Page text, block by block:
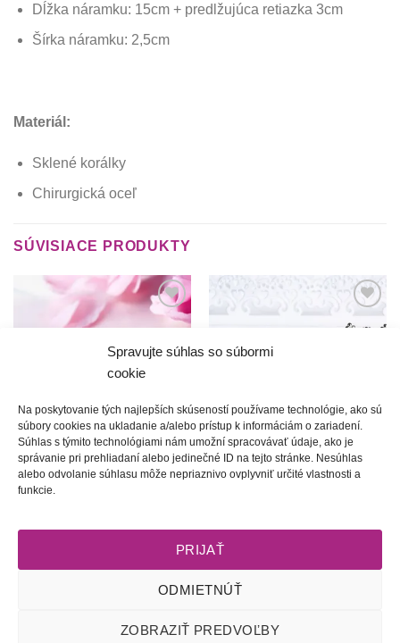
Spravujte súhlas so súbormi
cookie
Na poskytovanie tých najlepších skúseností používame technológie, ako sú
súbory cookies na ukladanie a/alebo prístup k informáciám o zariadení.
Súhlas s týmito technológiami nám umožní spracovávať údaje, ako je
správanie pri prehliadaní alebo jedinečné ID na tejto stránke. Nesúhlas
alebo odvolanie súhlasu môže nepriaznivo ovplyvniť určité vlastnosti a
funkcie.
PRIJAŤ
ODMIETNÚŤ
ZOBRAZIŤ PREDVOĽBY
Dĺžka náramku: 15cm + predlžujúca retiazka 3cm
Šírka náramku: 2,5cm
Materiál:
Sklené korálky
Chirurgická oceľ
SÚVISIACE PRODUKTY
si prosím
Ľúbi sa mi, ľúbi | Tradičný
obručový náramok v
Túto
Barance | biely šitý náramok
Reklamačný poriadok l Starostlivosť o šperky